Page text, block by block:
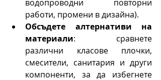
водопроводни повторни
работи, промени в дизайна).
Обсъдете алтернативи на
материали: сравнете
различни класове плочки,
смесители, санитария и други
компоненти, за да избегнете